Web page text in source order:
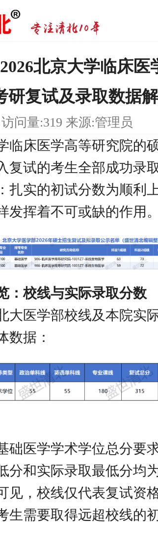
北京大学临床医
研复试及录取数据
问量:319 来源:管理员
临床医学高等研究院的
复试的考生全部成功录
扎实的初试分数为顺利
发挥着不可或缺的作用。
：校线与实际录取分数
大医学部校线及本院实
数据：
础医学学术学位总分要
分和实际录取最低分均
见，校线仅代表复试资
生需要取得远超校线的